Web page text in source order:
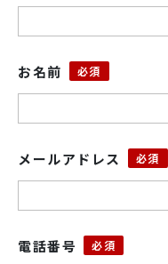
お名前
メールアドレス
電話番号